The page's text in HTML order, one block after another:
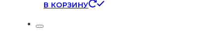
В КОРЗИНУ